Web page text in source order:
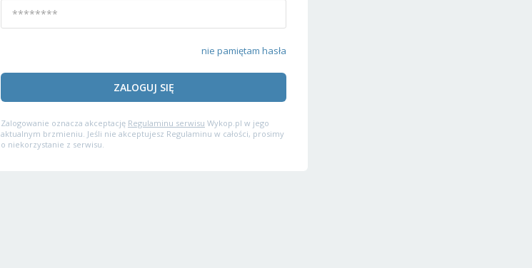
nie pamiętam hasła
ZALOGUJ SIĘ
Zalogowanie oznacza akceptację Regulaminu serwisu Wykop.pl w jego
aktualnym brzmieniu. Jeśli nie akceptujesz Regulaminu w całości, prosimy
o niekorzystanie z serwisu.